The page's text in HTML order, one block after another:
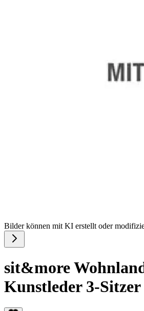
Bilder können mit KI erstellt oder
sit&more
Kunstleder 3-